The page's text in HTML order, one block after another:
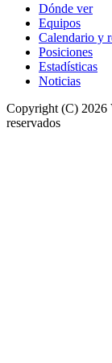
Dónde ver
Equipos
Calendario y
Posiciones
Estadísticas
Noticias
Copyright (C) 2026
reservados